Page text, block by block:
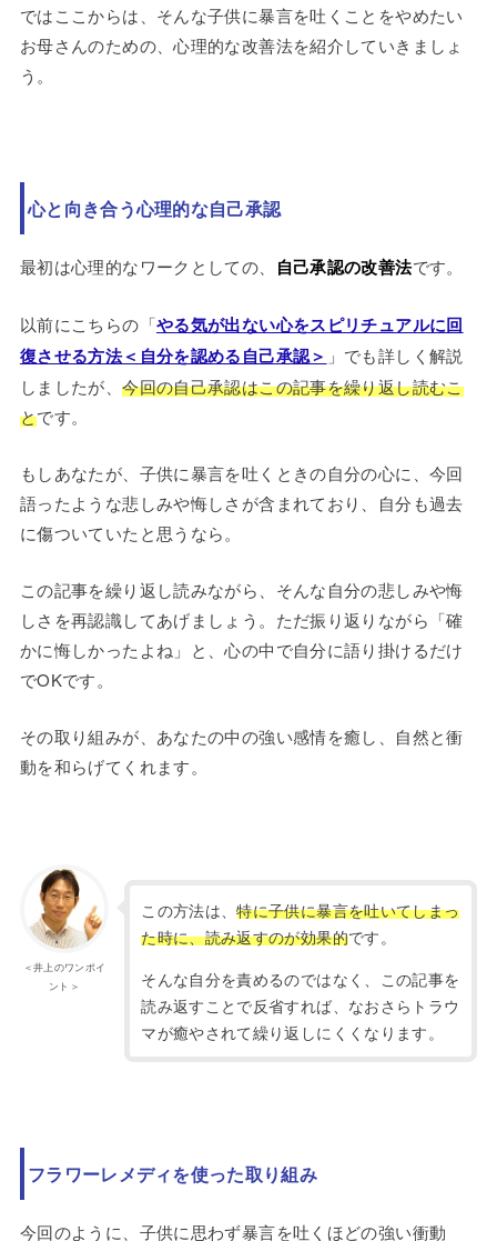
ではここからは、そんな子供に暴言を吐くことをやめたい
お母さんのための、心理的な改善法を紹介していきましょ
う。
心と向き合う心理的な自己承認
最初は心理的なワークとしての、 自己承認の改善法です。
以前にこちらの「やる気が出ない心をスピリチュアルに回
復させる方法＜自分を認める自己承認＞ 」でも詳しく解説
しましたが、今回の自己承認はこの記事を繰り返し読むこ
とです。
もしあなたが、子供に暴言を吐くときの自分の心に、今回
語ったような悲しみや悔しさが含まれており、自分も過去
に傷ついていたと思うなら。
この記事を繰り返し読みながら、そんな自分の悲しみや悔
しさを再認識してあげましょう。ただ振り返りながら「確
かに悔しかったよね」と、心の中で自分に語り掛けるだけ
でOKです。
その取り組みが、あなたの中の強い感情を癒し、自然と衝
動を和らげてくれます。
＜井上のワンポイ
ント＞
この方法は、特に子供に暴言を吐いてしまっ
た時に、読み返すのが効果的です。
そんな自分を責めるのではなく、この記事を
読み返すことで反省すれば、なおさらトラウ
マが癒やされて繰り返しにくくなります。
フラワーレメディを使った取り組み
今回のように、子供に思わず暴言を吐くほどの強い衝動